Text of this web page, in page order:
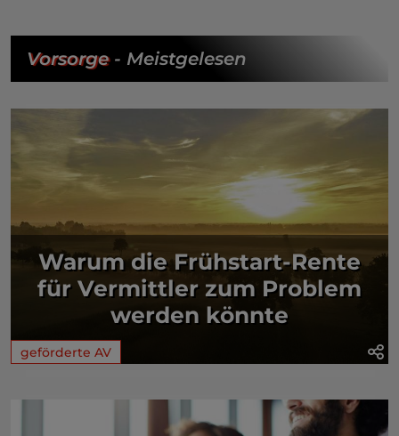
Vorsorge- Meistgelesen
Warum die Frühstart-Rente
für Vermittler zum Problem
werden könnte
geförderte AV